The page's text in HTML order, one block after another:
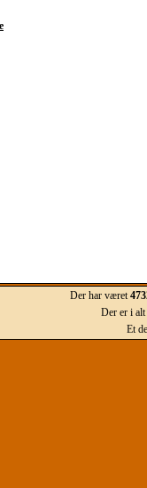
Der har været
Der er i alt
Et